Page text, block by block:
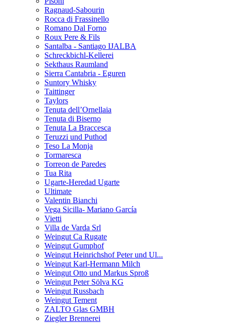
Ragnaud-Sabourin
Rocca di Frassinello
Romano Dal Forno
Roux Pere & Fils
Santalba - Santiago IJALBA
Schreckbichl-Kellerei
Sekthaus Raumland
Sierra Cantabria - Eguren
Suntory Whisky
Taittinger
Taylors
Tenuta dell’Ornellaia
Tenuta di Biserno
Tenuta La Braccesca
Teruzzi und Puthod
Teso La Monja
Tormaresca
Torreon de Paredes
Tua Rita
Ugarte-Heredad Ugarte
Ultimate
Valentin Bianchi
Vega Sicilla- Mariano García
Vietti
Villa de Varda Srl
Weingut Ca Rugate
Weingut Gumphof
Weingut Heinrichshof Peter und Ul...
Weingut Karl-Hermann Milch
Weingut Otto und Markus Sproß
Weingut Peter Sölva KG
Weingut Russbach
Weingut Tement
ZALTO Glas GMBH
Ziegler Brennerei